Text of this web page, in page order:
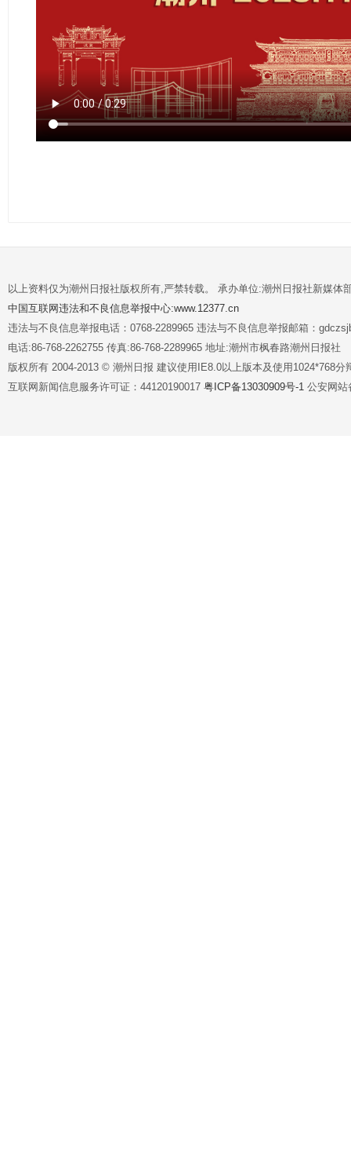
以上资料仅为潮州日报社版权所有,严禁转载。 承办单位:潮州日报社新媒体
中国互联网违法和不良信息举报中心:www.12377.cn
违法与不良信息举报电话：0768-2289965 违法与不良信息举报邮箱：
电话:86-768-2262755 传真:86-768-2289965 地址:潮州市枫春路潮州日报社
版权所有 2004-2013 © 潮州日报 建议使用IE8.0以上版本及使用1024*768分
互联网新闻信息服务许可证：44120190017 粤ICP备13030909号-1 公安网站